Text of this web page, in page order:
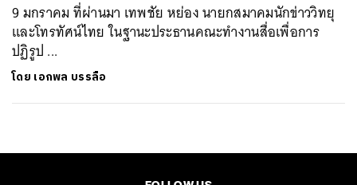
9 มกราคม ที่ผ่านมา เทพชัย หย่อง นายกสมาคมนักข่าววิทยุ
และโทรทัศน์ไทย ในฐานะประธานคณะทำงานสื่อเพื่อการ
ปฏิรูป ...
โดย เอกพล บรรลือ